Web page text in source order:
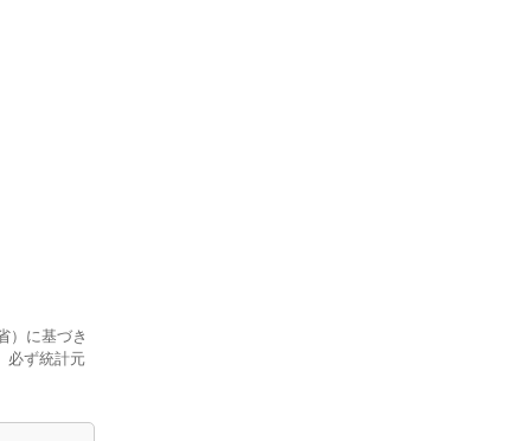
）に基づき
必ず統計元